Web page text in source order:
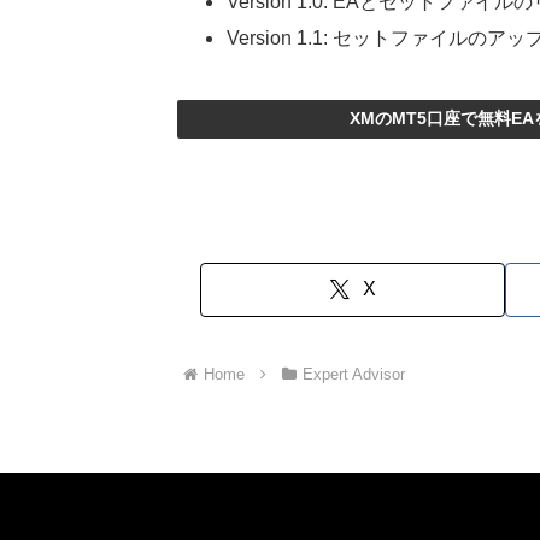
Version 1.1: セットファイルのアッ
XMのMT5口座で無料EA
X
Home Expert Advisor